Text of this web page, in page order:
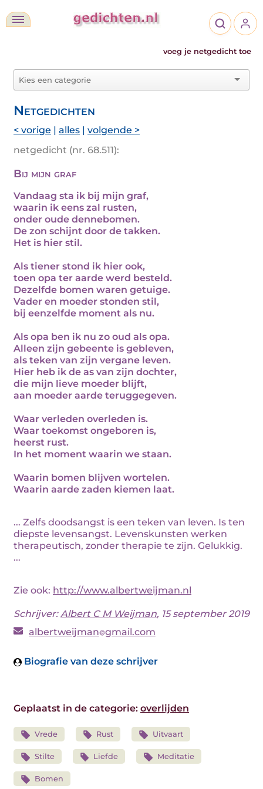
voeg je netgedicht toe
Netgedichten
< vorige | alles | volgende >
netgedicht (nr. 68.511):
Bij mijn graf
Vandaag sta ik bij mijn graf,
waarin ik eens zal rusten,
onder oude dennebomen.
De zon schijnt door de takken.
Het is hier stil.
Als tiener stond ik hier ook,
toen opa ter aarde werd besteld.
Dezelfde bomen waren getuige.
Vader en moeder stonden stil,
bij eenzelfde moment als nu.
Als opa ben ik nu zo oud als opa.
Alleen zijn gebeente is gebleven,
als teken van zijn vergane leven.
Hier heb ik de as van zijn dochter,
die mijn lieve moeder blijft,
aan moeder aarde teruggegeven.
Waar verleden overleden is.
Waar toekomst ongeboren is,
heerst rust.
In het moment waarin we staan.
Waarin bomen blijven wortelen.
Waarin aarde zaden kiemen laat.
... Zelfs doodsangst is een teken van leven. Is ten
diepste levensangst. Levenskunsten werken
therapeutisch, zonder therapie te zijn. Gelukkig.
...
Zie ook: http://www.albertweijman.nl
Schrijver:Albert C M Weijman, 15 september 2019
albertweijman gmail.com
Biografie van deze schrijver
Geplaatst in de categorie: overlijden
Vrede Rust Uitvaart
Stilte Liefde Meditatie
Bomen